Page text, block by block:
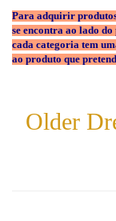
Para adquirir
se encontra ao lado
cada categoria tem
ao produto que
Older